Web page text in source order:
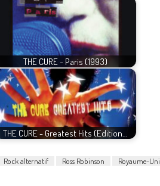
THE CURE - Paris (1993)
THE CURE - Greatest Hits (Edition…
Rock alternatif Ross Robinson
Royaume-Uni